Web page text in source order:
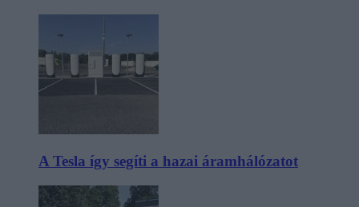
A Tesla így segíti a hazai áramhálózatot